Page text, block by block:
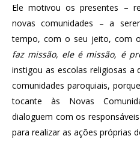
Ele motivou os presentes –
novas comunidades – a
tempo, com o seu jeito, com
faz missão, ele é missão, é
instigou as escolas religiosas a
comunidades paroquiais,
tocante às Novas
dialoguem com os
para realizar as ações próprias